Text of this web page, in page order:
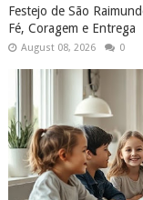
Festejo de São
Fé, Coragem e Entrega
August 08, 2026 0